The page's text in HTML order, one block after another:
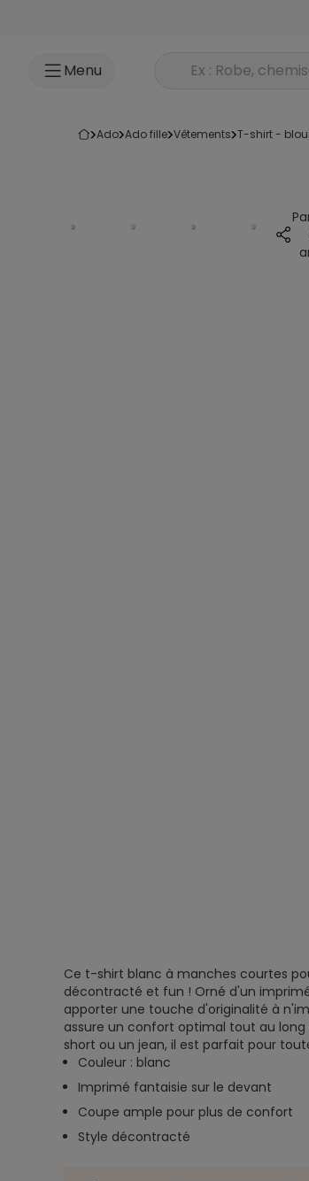
Menu Rechercher un produit
ado ado fille vêtements t-shirt -
Ce t-shirt blanc à manches courtes
décontracté et fun ! Orné d'un
apporter une touche d'originalité à
assure un confort optimal tout au long
short ou un jean, il est parfait pour
Couleur : blanc
Imprimé fantaisie sur le devant
Coupe ample pour plus de confort
Style décontracté